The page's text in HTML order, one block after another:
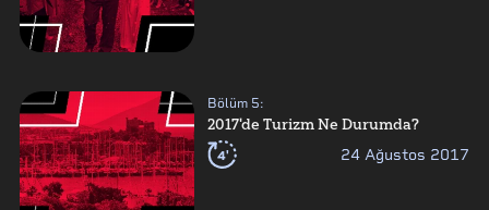
Bölüm 5:
2017'de Turizm Ne Durumda?
4' 24 Ağustos 2017